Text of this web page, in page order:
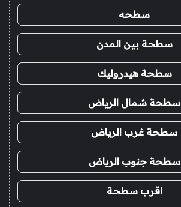
سطحه
سطحة بين المدن
سطحة هيدروليك
سطحة شمال الرياض
سطحة غرب الرياض
سطحة جنوب الرياض
اقرب سطحة